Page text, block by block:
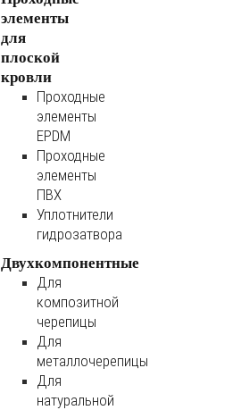
элементы
для
плоской
кровли
Проходные
элементы
EPDM
Проходные
элементы
ПВХ
Уплотнители
гидрозатвора
Двухкомпонентные
Для
композитной
черепицы
Для
металлочерепицы
Для
натуральной